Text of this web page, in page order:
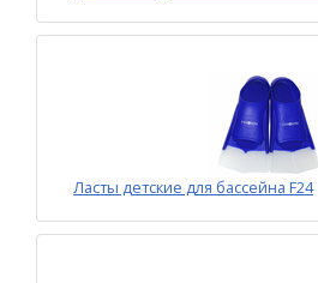
Ласты детские для бассейна F24